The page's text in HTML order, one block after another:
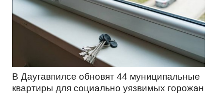
В Даугавпилсе обновят 44 муниципальные
квартиры для социально уязвимых горожан